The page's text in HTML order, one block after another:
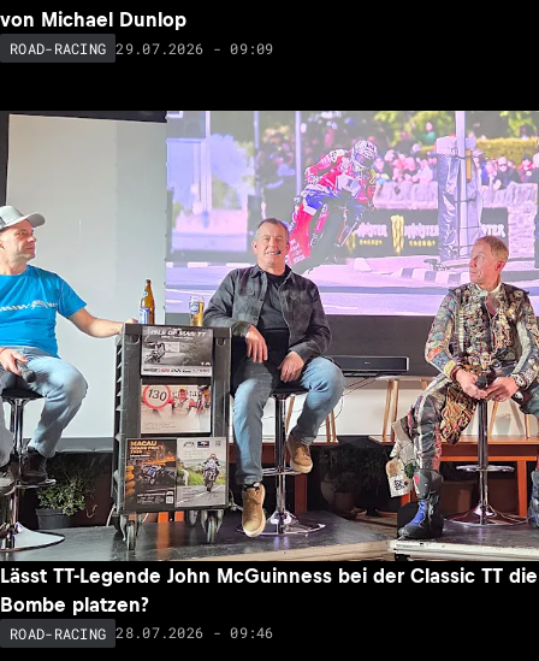
von Michael Dunlop
ROAD-RACING 29.07.2026 - 09:09
Lässt TT-Legende John McGuinness bei der Classic TT die
Bombe platzen?
ROAD-RACING 28.07.2026 - 09:46